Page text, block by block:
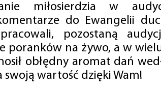
miłosierdzia w
do Ewangelii
pozostaną
poranków na żywo, a w
obłędny aromat dań
swoją wartość dzięki Wam!